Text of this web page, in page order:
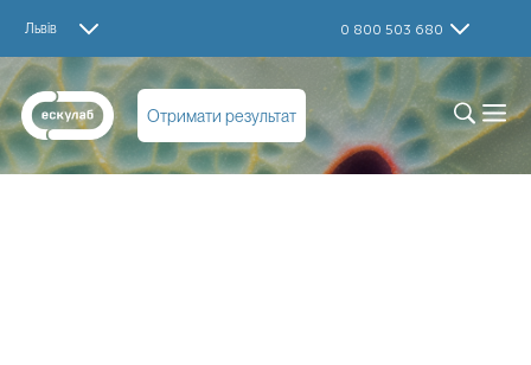
Львів 0 800 503 680
Отримати результат